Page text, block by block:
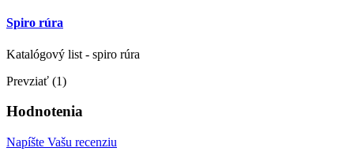
Spiro rúra
Katalógový list - spiro rúra
Prevziať (1)
Hodnotenia
Napíšte Vašu recenziu